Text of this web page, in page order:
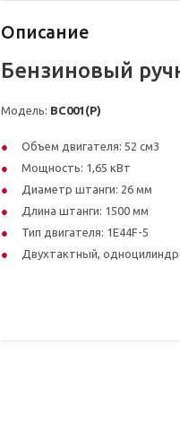
Описание
Бензиновый
Модель: BC001(P)
Объем двигателя: 52 см3
Мощность: 1,65 кВт
Диаметр штанги: 26 мм
Длина штанги: 1500 мм
Тип двигателя: 1E44F-5
Двухтактный,